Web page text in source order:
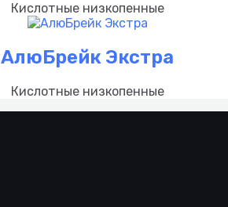
Кислотные низкопенные
АлюБрейк Экстра
Кислотные низкопенные